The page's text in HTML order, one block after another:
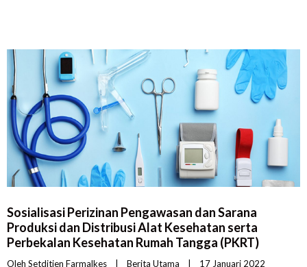
Sosialisasi Perizinan Pengawasan dan Sarana
Produksi dan Distribusi Alat Kesehatan serta
Perbekalan Kesehatan Rumah Tangga (PKRT)
Oleh Setditjen Farmalkes Berita Utama 17 Januari 2022